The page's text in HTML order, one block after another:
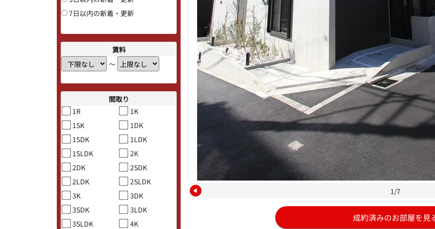
7日以内の新着・更新
賃料
〜
間取り
1R
1K
1SK
1DK
1SDK
1LDK
1SLDK
2K
2DK
2SDK
2LDK
2SLDK
3K
3DK
3SDK
3LDK
3SLDK
4K
1/7
成約済みのお部屋を見